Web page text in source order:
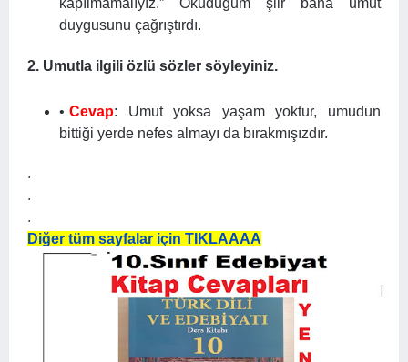
kapılmamalıyız.” Okuduğum şiir bana umut
duygusunu çağrıştırdı.
2. Umutla ilgili özlü sözler söyleyiniz.
Cevap: Umut yoksa yaşam yoktur, umudun
bittiği yerde nefes almayı da bırakmışızdır.
.
.
.
Diğer tüm sayfalar için TIKLAAAA